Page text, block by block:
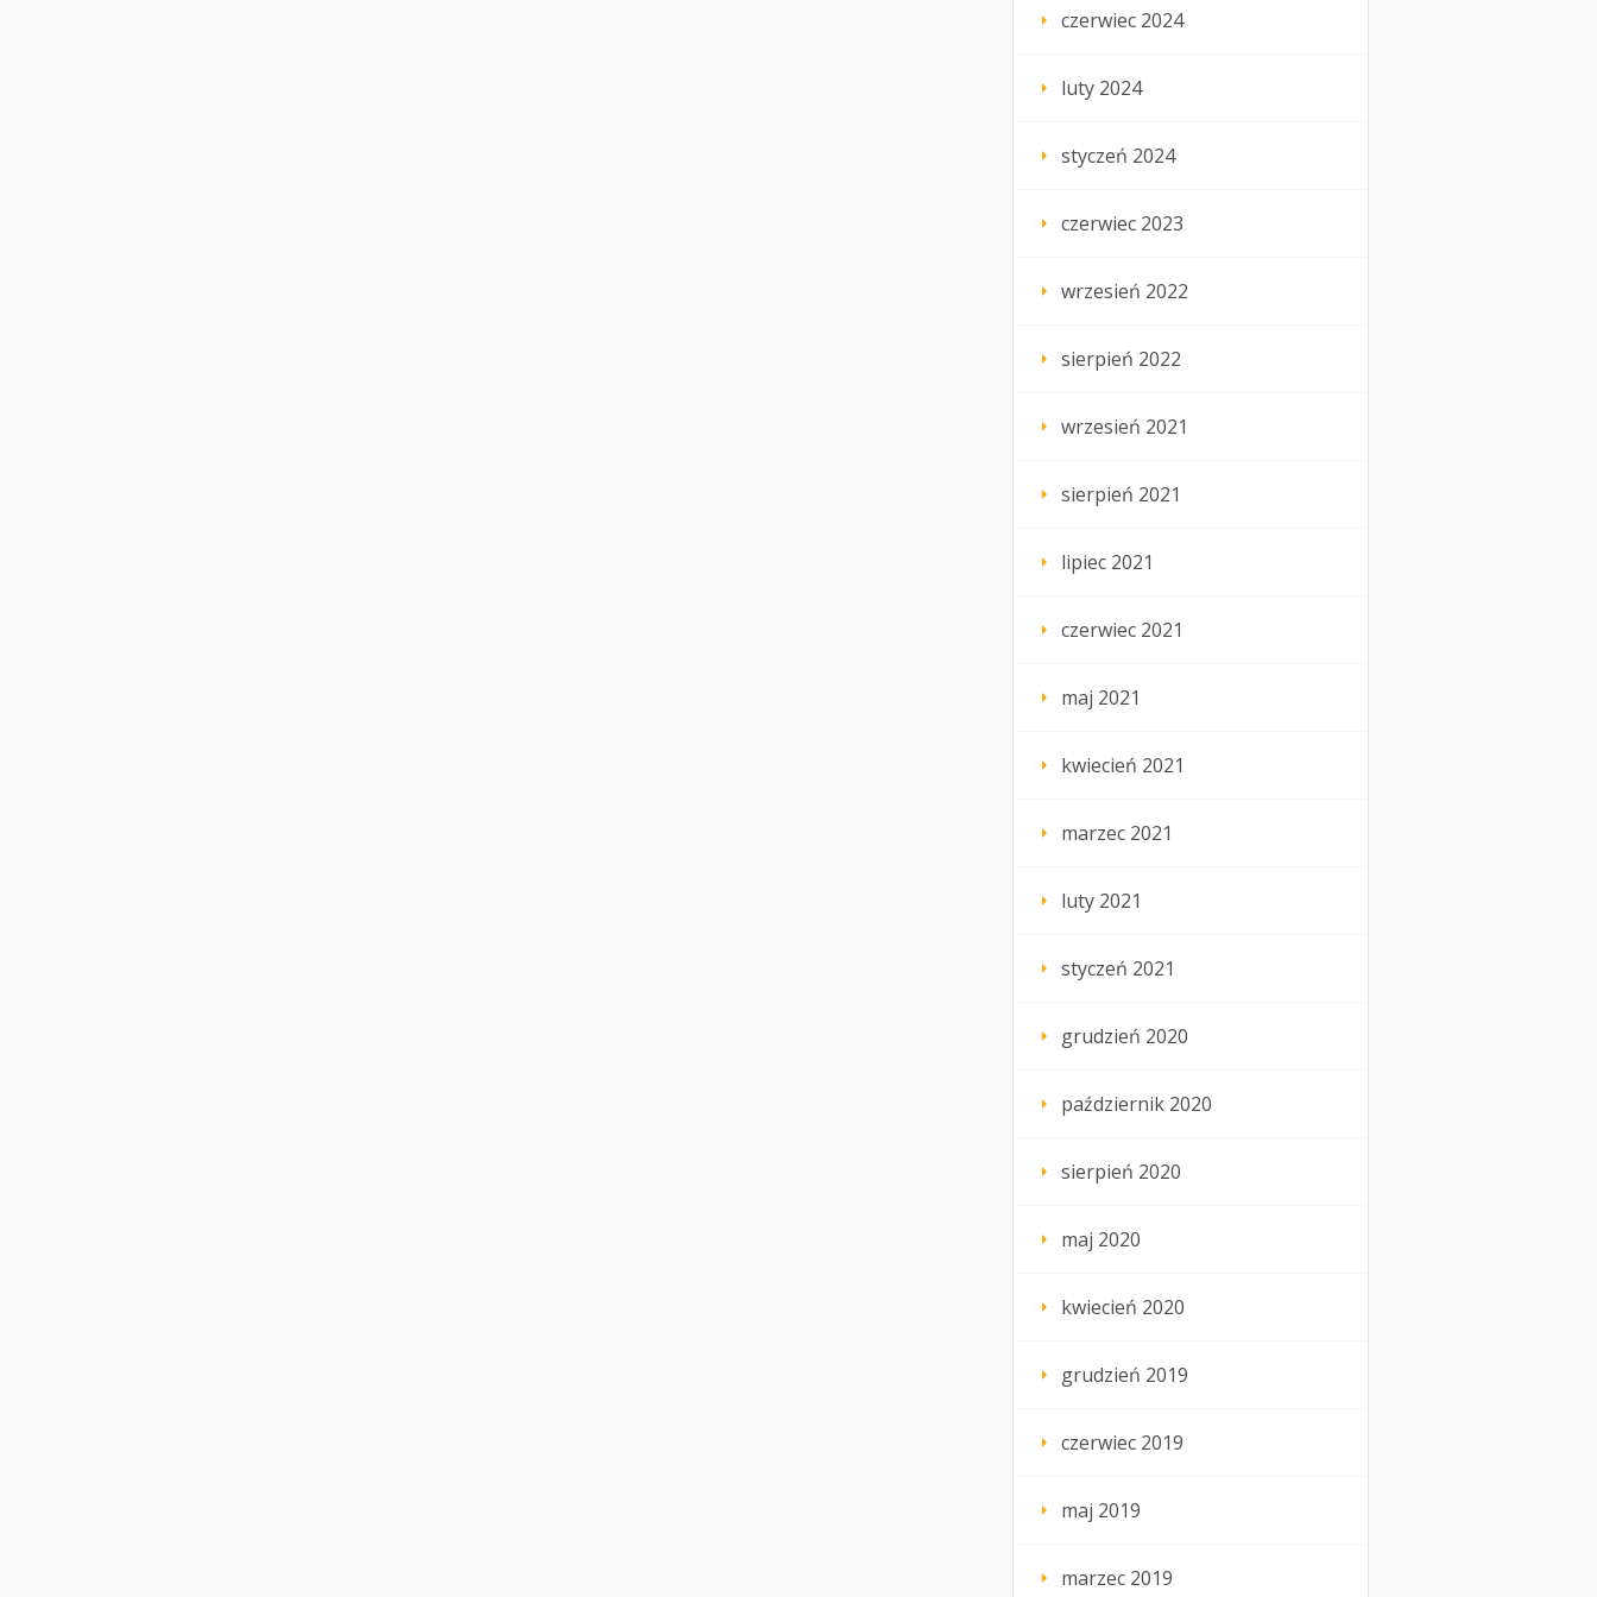
czerwiec 2024
luty 2024
styczeń 2024
czerwiec 2023
wrzesień 2022
sierpień 2022
wrzesień 2021
sierpień 2021
lipiec 2021
czerwiec 2021
maj 2021
kwiecień 2021
marzec 2021
luty 2021
styczeń 2021
grudzień 2020
październik 2020
sierpień 2020
maj 2020
kwiecień 2020
grudzień 2019
czerwiec 2019
maj 2019
marzec 2019